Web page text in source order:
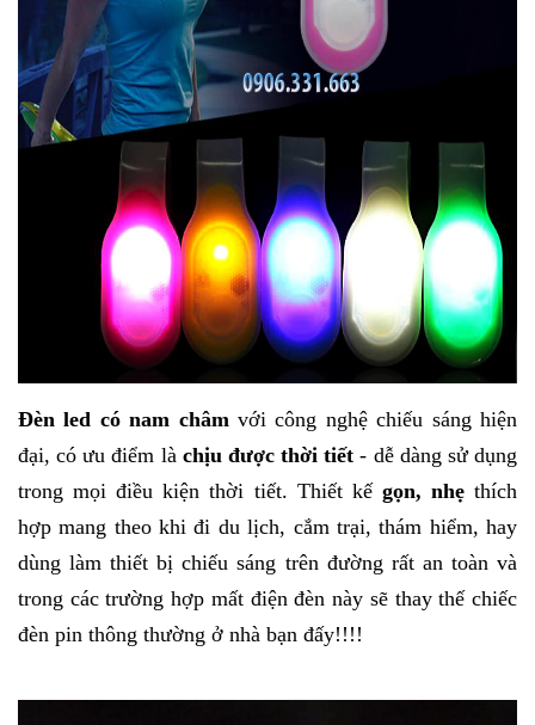
Đèn led có nam châmvới công nghệ chiếu sáng hiện
đại, có ưu điểm là chịu được thời tiết - dễ dàng sử dụng
trong mọi điều kiện thời tiết. Thiết kế gọn, nhẹthích
hợp mang theo khi đi du lịch, cắm trại, thám hiểm, hay
dùng làm thiết bị chiếu sáng trên đường rất an toàn và
trong các trường hợp mất điện đèn này sẽ thay thế chiếc
đèn pin thông thường ở nhà bạn đấy!!!!